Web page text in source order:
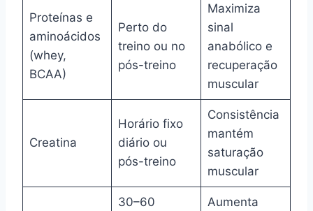
Proteínas e
aminoácidos
(whey,
BCAA)
Perto do
treino ou no
pós-treino
Maximiza
sinal
anabólico e
recuperação
muscular
Creatina
Horário fixo
diário ou
pós-treino
Consistência
mantém
saturação
muscular
30–60
Aumenta